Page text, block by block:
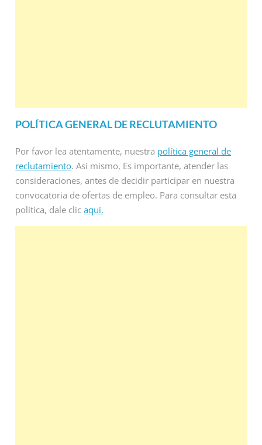
POLÍTICA GENERAL DE RECLUTAMIENTO
Por favor lea atentamente, nuestra política general de
reclutamiento. Así mismo, Es importante, atender las
consideraciones, antes de decidir participar en nuestra
convocatoria de ofertas de empleo. Para consultar esta
política, dale clicaqui.